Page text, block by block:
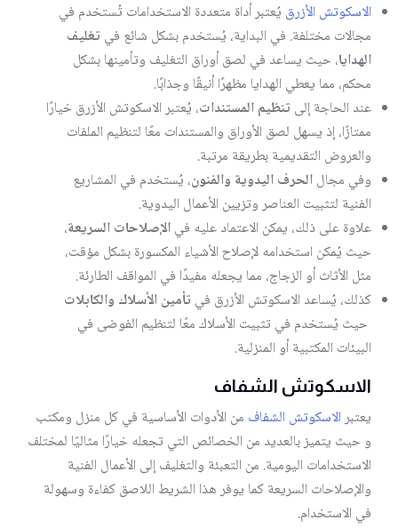
الاسكوتش الأزرق يُعتبر أداة متعددة الاستخدامات تُستخدم في
مجالات مختلفة. في البداية، يُستخدم بشكل شائع في تغليف
الهدايا، حيث يساعد في لصق أوراق التغليف وتأمينها بشكل
محكم، مما يعطي الهدايا مظهرًا أنيقًا وجذابًا.
عند الحاجة إلى تنظيم المستندات، يُعتبر الاسكوتش الأزرق خيارًا
ممتازًا، إذ يسهل لصق الأوراق والمستندات معًا لتنظيم الملفات
والعروض التقديمية بطريقة مرتبة.
وفي مجالالحرف اليدوية والفنون، يُستخدم في المشاريع
الفنية لتثبيت العناصر وتزيين الأعمال اليدوية.
علاوة على ذلك، يمكن الاعتماد عليه فيالإصلاحات السريعة،
حيث يُمكن استخدامه لإصلاح الأشياء المكسورة بشكل مؤقت،
مثل الأثاث أو الزجاج، مما يجعله مفيدًا في المواقف الطارئة.
كذلك، يُساعد الاسكوتش الأزرق في تأمين الأسلاك والكابلات
حيث يُستخدم في تثبيت الأسلاك معًا لتنظيم الفوضى في
البيئات المكتبية أو المنزلية.
الاسكوتش الشفاف
يعتبرالاسكوتش الشفاف من الأدوات الأساسية في كل منزل ومكتب
و حيث يتميز بالعديد من الخصائص التي تجعله خيارًا مثاليًا لمختلف
الاستخدامات اليومية. من التعبئة والتغليف إلى الأعمال الفنية
والإصلاحات السريعة كما يوفر هذا الشريط اللاصق كفاءة وسهولة
في الاستخدام.